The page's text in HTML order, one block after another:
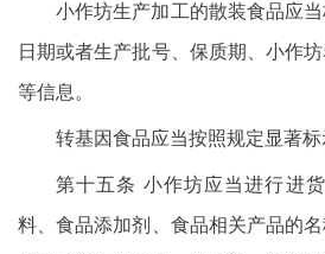
小作坊生产加工的散装食品应
日期或者生产批号、保质期、小作
等信息。
转基因食品应当按照规定显著标
第十五条 小作坊应当进行进
料、食品添加剂、食品相关产品的